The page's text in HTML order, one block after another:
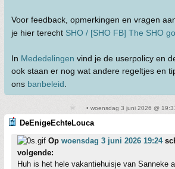
Voor feedback, opmerkingen en vragen
je hier terecht SHO / [SHO FB] The SHO
In Mededelingen vind je de userpolicy en
ook staan er nog wat andere regeltjes en
ons banbeleid
• woensdag 3 juni 2026 @
DeEnigeEchteLouca
Op woensdag 3 juni 2026 19:24
volgende:
Huh is het hele vakantiehuisje van Sanneke